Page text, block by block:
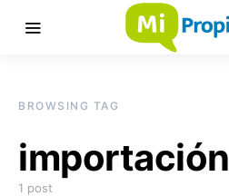
BROWSING TAG
importación
1 post